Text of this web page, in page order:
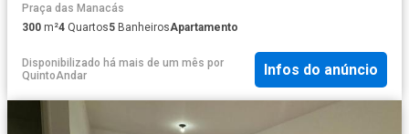
Praça das Manacás
300 m²4 Quartos5 BanheirosApartamento
Disponibilizado há mais de um mês por
QuintoAndar
Infos do anúncio